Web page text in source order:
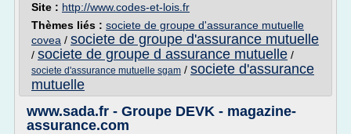
Site : http://www.codes-et-lois.fr
Thèmes liés : societe de groupe d'assurance mutuelle
covea / societe de groupe d'assurance mutuelle
/ societe de groupe d assurance mutuelle /
societe d'assurance mutuelle sgam / societe d'assurance
mutuelle
www.sada.fr - Groupe DEVK - magazine-
assurance.com